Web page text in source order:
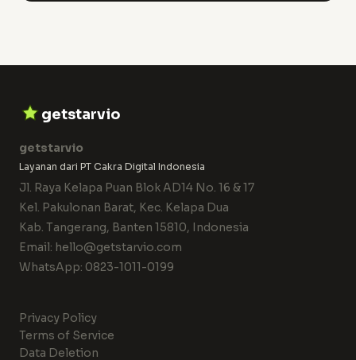
getstarvio
getstarvio
Layanan dari PT Cakra Digital Indonesia
Jl. Raya Kelapa Puan Blok AD14 No. 16 & 17
Kel. Pakulonan Barat, Kec. Kelapa Dua
Kab. Tangerang, Banten 15810, Indonesia
Email: hello@getstarvio.com
WhatsApp: 0823-1011-0199
Privacy Policy
Terms of Service
Data Deletion